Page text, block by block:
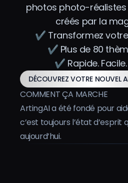
Outils IA
Tarifs
Se
photos photo-réalistes
créés par la
✔ Transformez
✔ Plus de 80
✔ Rapide.
DÉCOUVREZ VOTRE NOUVEL
COMMENT ÇA MARCHE
ArtingAI a été fondé pour
c’est toujours l’état d’esprit
aujourd’hui.